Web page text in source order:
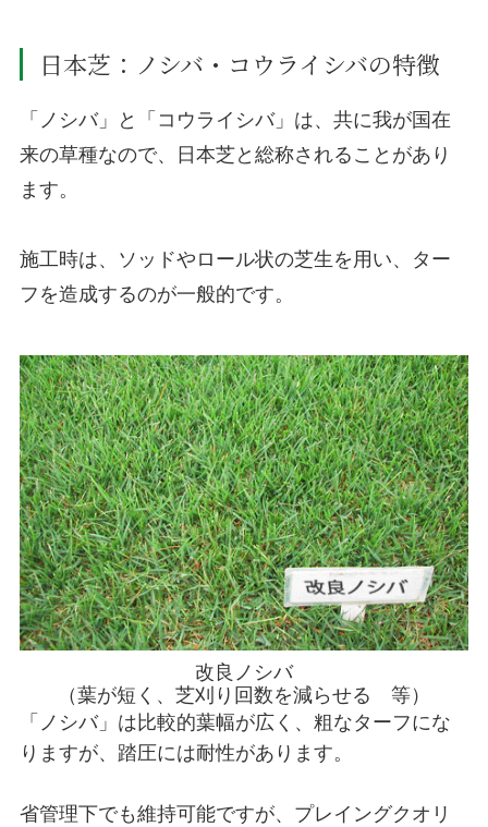
日本芝：ノシバ・コウライシバの特徴
「ノシバ」と「コウライシバ」は、共に我が国在
来の草種なので、日本芝と総称されることがあり
ます。
施工時は、ソッドやロール状の芝生を用い、ター
フを造成するのが一般的です。
改良ノシバ
（葉が短く、芝刈り回数を減らせる 等）
「ノシバ」は比較的葉幅が広く、粗なターフにな
りますが、踏圧には耐性があります。
省管理下でも維持可能ですが、プレイングクオリ